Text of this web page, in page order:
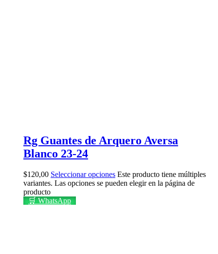
Rg Guantes de Arquero Aversa
Blanco 23-24
$120,00 Seleccionar opciones Este producto tiene múltiples
variantes. Las opciones se pueden elegir en la página de
producto
🛒 WhatsApp